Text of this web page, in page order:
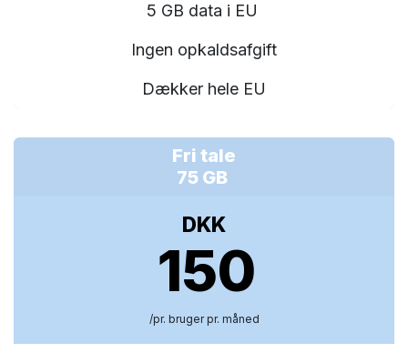
5 GB data i EU
Ingen opkaldsafgift
Dækker hele EU
Fri tale
75 GB
DKK
150
/pr. bruger pr. måned